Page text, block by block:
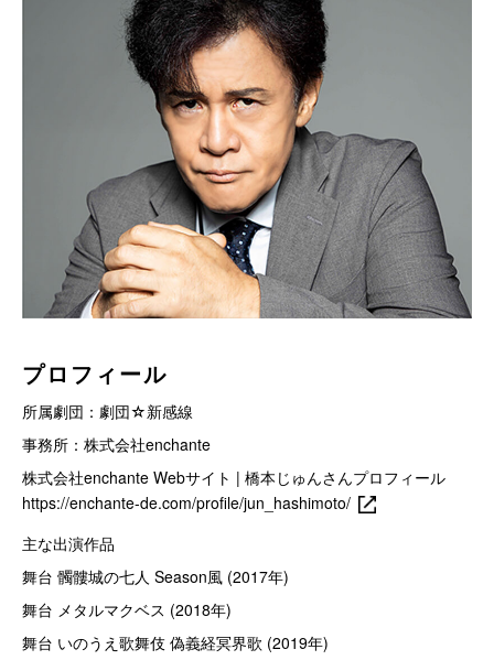
プロフィール
所属劇団：劇団☆新感線
事務所：株式会社enchante
株式会社enchante Webサイト | 橋本じゅんさんプロフィール
https://enchante-de.com/profile/jun_hashimoto/
主な出演作品
舞台 髑髏城の七人 Season風 (2017年)
舞台 メタルマクベス (2018年)
舞台 いのうえ歌舞伎 偽義経冥界歌 (2019年)